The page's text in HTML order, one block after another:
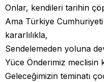
Onlar, kendileri tarihin
Ama Türkiye
kararlılıkla,
Sendelemeden yoluna
Yüce Önderimiz meclisin
Geleceğimizin teminatı